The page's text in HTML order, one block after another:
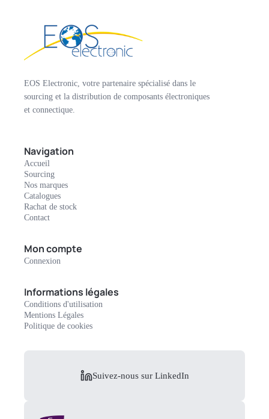
EOS Electronic, votre partenaire spécialisé dans le
sourcing et la distribution de composants électroniques
et connectique.
Navigation
Accueil
Sourcing
Nos marques
Catalogues
Rachat de stock
Contact
Mon compte
Connexion
Informations légales
Conditions d'utilisation
Mentions Légales
Politique de cookies
Suivez-nous sur LinkedIn